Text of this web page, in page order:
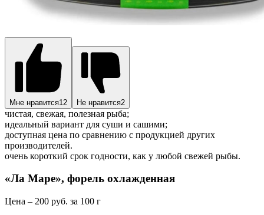
Мне нравится12 Не нравится2
чистая, свежая, полезная рыба;
идеальный вариант для суши и сашими;
доступная цена по сравнению с продукцией других
производителей.
очень короткий срок годности, как у любой свежей рыбы.
«Ла Маре», форель охлажденная
Цена – 200 руб. за 100 г